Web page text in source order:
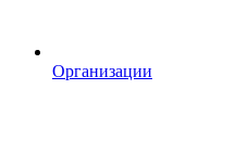
Организации